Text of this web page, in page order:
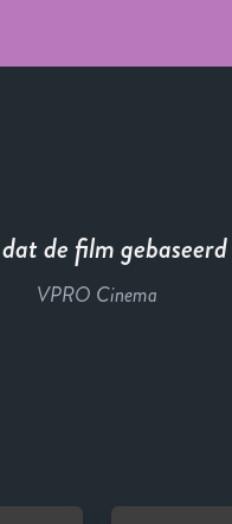
de film
VPRO Cinema